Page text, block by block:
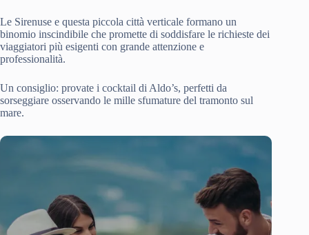
Le Sirenuse e questa piccola città verticale formano un
binomio inscindibile che promette di soddisfare le richieste dei
viaggiatori più esigenti con grande attenzione e
professionalità.
Un consiglio: provate i cocktail di Aldo’s, perfetti da
sorseggiare osservando le mille sfumature del tramonto sul
mare.